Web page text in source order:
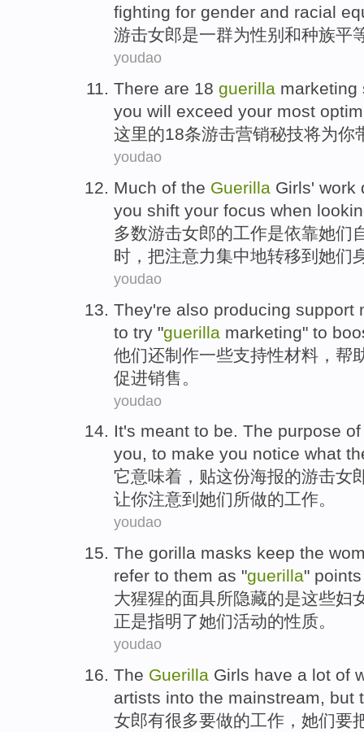
fighting for gender and racial
游击女郎是一群为性别 和种族平
youdao
There are 18 guerilla marketing
you will exceed your most
这里的18条游击营销秘技将为你
youdao
Much of the Guerilla Girls' work
you shift your focus when
多数游击女郎的工作是依靠她们
时，把注意力集中地转移到她们
youdao
They're also producing support
to try "guerilla marketing" to
他们还制作一些支持性材料 ， 帮
促进销售 。
youdao
It's meant to be. The purpose of
you, to make you notice what
它意味着 ，贴这份海报的游击女
让你注意到 她们所做的工作。
youdao
The gorilla masks keep the
refer to them as "guerilla"
大猩猩的面具所隐藏的是这些妇
正是指明了她们活动的性质。
youdao
The Guerilla Girls have a lot of
artists into the mainstream, but
女郎有很多要做的工作 ， 她们要